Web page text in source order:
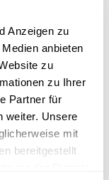
Anzeigen zu
anbieten
zu
zu Ihrer
Partner für
weiter. Unsere
mit
bereitgestellt
de Schnapp?
erkaalt? Mr S...